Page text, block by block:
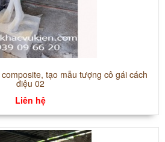
tạo mẫu tượng cô gái cách
điệu 02
Liên hệ